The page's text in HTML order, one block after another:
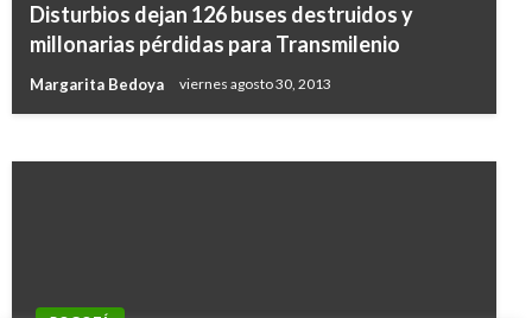
Disturbios dejan 126 buses destruidos y
millonarias pérdidas para Transmilenio
Margarita Bedoya viernes agosto 30, 2013
Empresa Metro transfirió los predios para la